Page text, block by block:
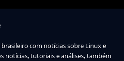
com notícias sobre Linux e
notícias, tutoriais e análises, também